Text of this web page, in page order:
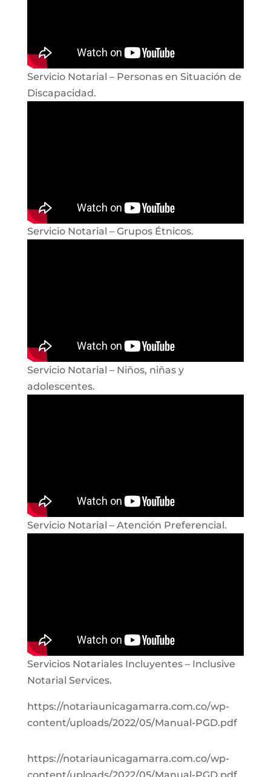
Servicio Notarial – Personas en Situación de
Discapacidad.
Servicio Notarial – Grupos Étnicos.
Servicio Notarial – Niños, niñas y
adolescentes.
Servicio Notarial – Atención Preferencial.
Servicios Notariales Incluyentes – Inclusive
Notarial Services.
https://notariaunicagamarra.com.co/wp-
content/uploads/2022/05/Manual-PGD.pdf
https://notariaunicagamarra.com.co/wp-
content/uploads/2022/05/Manual-PGD.pdf